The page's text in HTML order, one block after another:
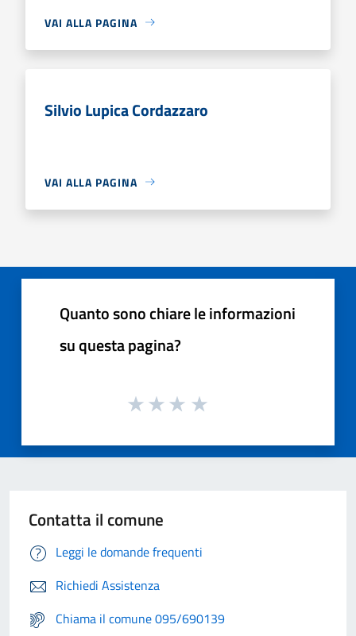
VAI ALLA PAGINA
Silvio Lupica Cordazzaro
VAI ALLA PAGINA
Quanto sono chiare le informazioni
su questa pagina?
Contatta il comune
Leggi le domande frequenti
Richiedi Assistenza
Chiama il comune 095/690139